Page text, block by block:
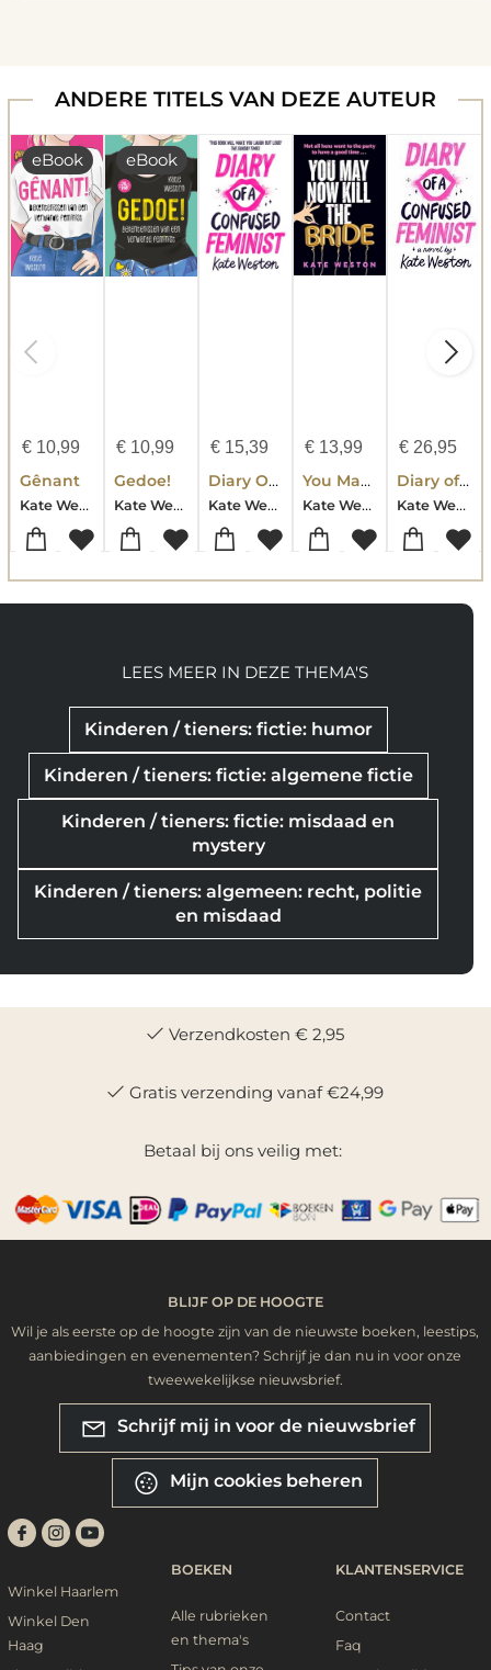
ANDERE TITELS VAN DEZE AUTEUR
€10,99
eBook
Gênant
Kate Weston
€10,99
eBook
Gedoe!
Kate Weston
€ 15,39
Diary Of A Confused Feminist
Kate Weston
€ 13,99
You May Now Kill The Bride
Kate Weston
€ 26,95
Diary of a Confused Feminist
Kate Weston
Kinderen / tieners: fictie: humor
Kinderen / tieners: fictie: algemene fictie
Kinderen / tieners: fictie: misdaad en
mystery
Kinderen / tieners: algemeen: recht, politie
en misdaad
LEES MEER IN DEZE THEMA'S
Verzendkosten € 2,95
Gratis verzending vanaf €24,99
Betaal bij ons veilig met:
BLIJF OP DE HOOGTE
Wil je als eerste op de hoogte zijn van de nieuwste boeken, leestips,
aanbiedingen en evenementen? Schrijf je dan nu in voor onze
tweewekelijkse nieuwsbrief.
Schrijf mij in voor de nieuwsbrief
Mijn cookies beheren
Winkel Haarlem
Winkel Den
Haag
BOEKEN
Alle rubrieken
en thema's
KLANTENSERVICE
Contact
Faq